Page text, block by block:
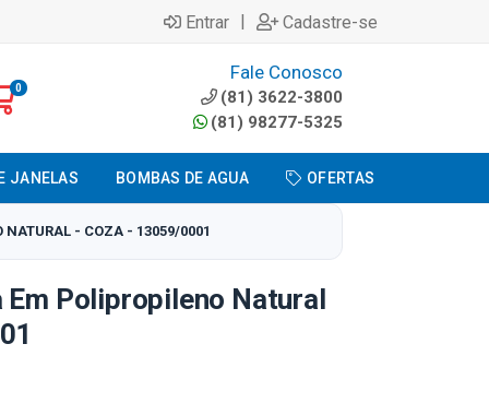
Entrar | Cadastre-se
0
Fale Conosco
(81) 3622-3800
(81) 98277-5325
JANELAS BOMBAS DE AGUA OFERTAS
NATURAL - COZA - 13059/0001
Polipropileno Natural